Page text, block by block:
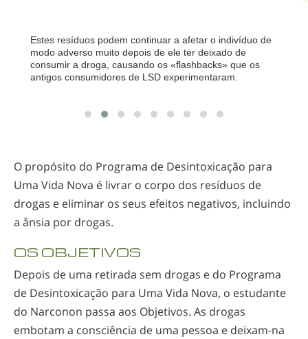
Estes resíduos podem continuar a afetar o indivíduo de
modo adverso muito depois de ele ter deixado de
consumir a droga, causando os «flashbacks» que os
antigos consumidores de LSD experimentaram.
O propósito do Programa de Desintoxicação para
Uma Vida Nova é livrar o corpo dos resíduos de
drogas e eliminar os seus efeitos negativos, incluindo
a ânsia por drogas.
OS OBJETIVOS
Depois de uma retirada sem drogas e do Programa
de Desintoxicação para Uma Vida Nova, o estudante
do Narconon passa aos Objetivos. As drogas
embotam a consciência de uma pessoa e deixam-na